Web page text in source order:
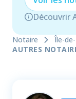
Découvrir
Notaire Île-
AUTRES